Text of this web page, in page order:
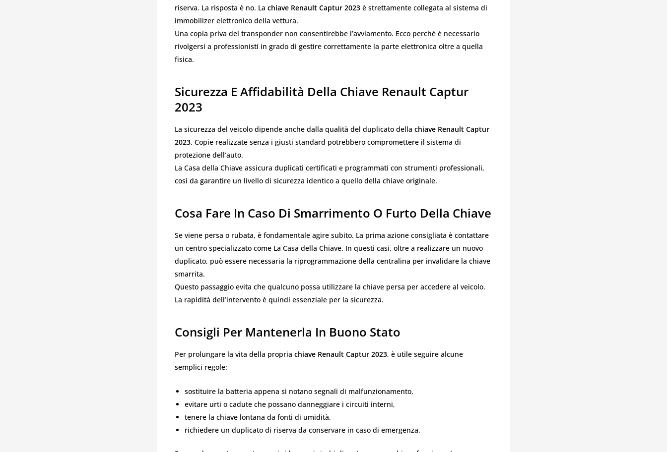
riserva. La risposta è no. La chiave Renault Captur 2023 è strettamente collegata al sistema di
immobilizer elettronico della vettura.
Una copia priva del transponder non consentirebbe l’avviamento. Ecco perché è necessario
rivolgersi a professionisti in grado di gestire correttamente la parte elettronica oltre a quella
fisica.
Sicurezza E Affidabilità Della Chiave Renault Captur
2023
La sicurezza del veicolo dipende anche dalla qualità del duplicato della chiave Renault Captur
2023. Copie realizzate senza i giusti standard potrebbero compromettere il sistema di
protezione dell’auto.
La Casa della Chiave assicura duplicati certificati e programmati con strumenti professionali,
così da garantire un livello di sicurezza identico a quello della chiave originale.
Cosa Fare In Caso Di Smarrimento O Furto Della Chiave
Se viene persa o rubata, è fondamentale agire subito. La prima azione consigliata è contattare
un centro specializzato come La Casa della Chiave. In questi casi, oltre a realizzare un nuovo
duplicato, può essere necessaria la riprogrammazione della centralina per invalidare la chiave
smarrita.
Questo passaggio evita che qualcuno possa utilizzare la chiave persa per accedere al veicolo.
La rapidità dell’intervento è quindi essenziale per la sicurezza.
Consigli Per Mantenerla In Buono Stato
Per prolungare la vita della propria chiave Renault Captur 2023, è utile seguire alcune
semplici regole:
sostituire la batteria appena si notano segnali di malfunzionamento,
evitare urti o cadute che possano danneggiare i circuiti interni,
tenere la chiave lontana da fonti di umidità,
richiedere un duplicato di riserva da conservare in caso di emergenza.